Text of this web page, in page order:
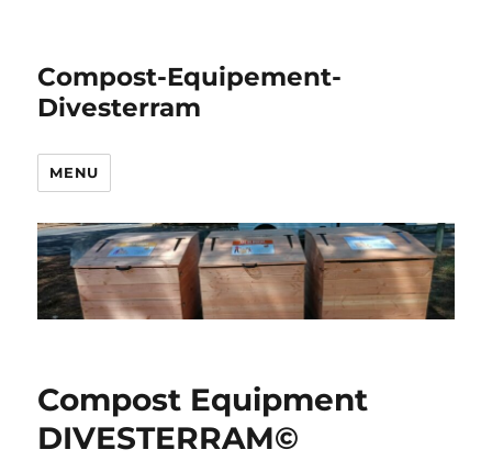
Compost-Equipement-
Divesterram
MENU
Compost Equipment
DIVESTERRAM©